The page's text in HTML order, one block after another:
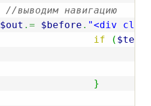
//выводим навигацию
$out .= $before . "<div
if
(
}